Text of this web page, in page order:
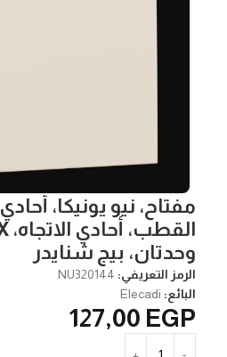
مفتاح، نيو يونيكا، أحادي
وحدتان، بيج شنايدر
الرمز التعريفي: NU320144
البائع: Elecadi
127,00 EGP